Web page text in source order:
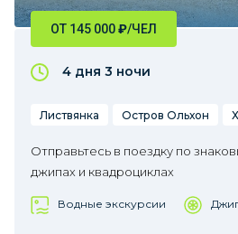
ОТ 145 000₽/ЧЕЛ
4 дня 3 ночи
Листвянка Остров Ольхон
Отправьтесь в поездку по
джипах и квадроциклах
Водные экскурсии